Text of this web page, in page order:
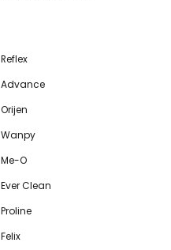
Reflex
Advance
Orijen
Wanpy
Me-O
Ever Clean
Proline
Felix